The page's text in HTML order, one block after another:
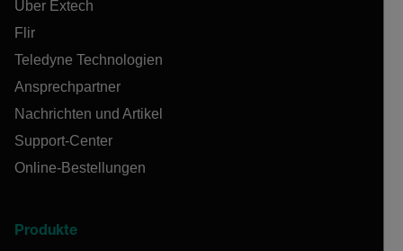
Über Extech
Flir
Teledyne Technologien
Ansprechpartner
Nachrichten und Artikel
Support-Center
Online-Bestellungen
Produkte